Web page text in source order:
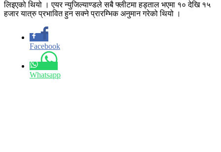
लिइएको थियो । एयर न्युजिल्याण्डले सबै फ्लीटमा हड्ताल भएमा १० देखि १५
हजार यात्रु प्रभावित हुन सक्ने प्रारम्भिक अनुमान गरेको थियो ।
Facebook
Whatsapp